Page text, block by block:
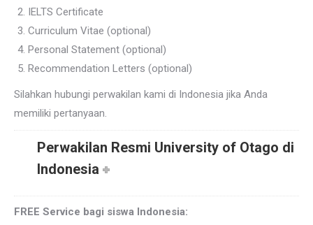
IELTS Certificate
Curriculum Vitae (optional)
Personal Statement (optional)
Recommendation Letters (optional)
Silahkan hubungi perwakilan kami di Indonesia jika Anda
memiliki pertanyaan.
Perwakilan Resmi University of Otago di
Indonesia
FREE Service bagi siswa Indonesia: